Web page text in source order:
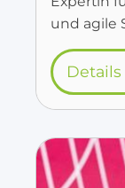
und agile
Details